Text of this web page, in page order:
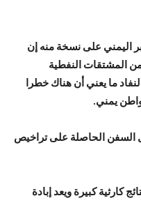
اليمني على نسخة منه إن
المشتقات النفطية
ما يعني أن هناك خطرا
السفن الحاصلة على تراخيص
كارثية كبيرة ويعد إبادة